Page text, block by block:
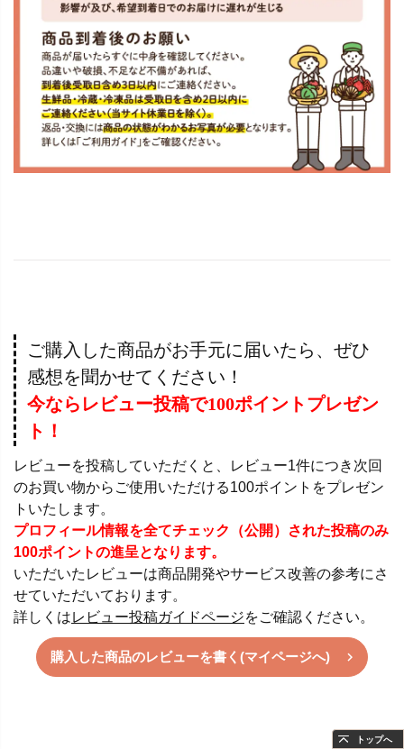
ご購入した商品がお手元に届いたら、ぜひ
感想を聞かせてください！
今ならレビュー投稿で100ポイントプレゼン
ト！
レビューを投稿していただくと、レビュー1件につき次回
のお買い物からご使用いただける100ポイントをプレゼン
トいたします。
プロフィール情報を全てチェック（公開）された投稿のみ
100ポイントの進呈となります。
いただいたレビューは商品開発やサービス改善の参考にさ
せていただいております。
詳しくはレビュー投稿ガイドページをご確認ください。
購入した商品のレビューを書く(マイページへ)
トップへ